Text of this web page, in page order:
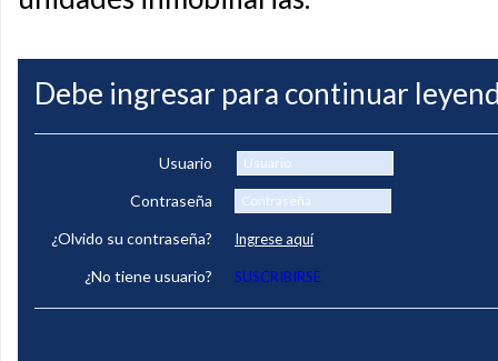
Debe ingresar para continuar
Usuario
Contraseña
¿Olvido su contraseña?
Ingrese aquí
¿No tiene usuario? SUSCRIBIRSE